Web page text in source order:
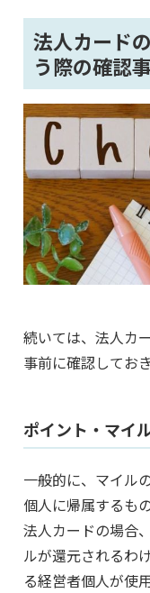
法人カード
う際の確認
続いては、法人カ
事前に確認してお
ポイント・マイ
一般的に、マイル
個人に帰属するも
法人カードの場合
ルが還元されるわ
る経営者個人が使